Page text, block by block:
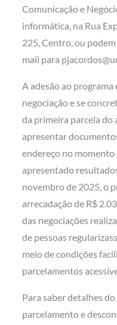
Comunicação e
informática, na Rua
225, Centro, ou
mail para
A adesão ao
negociação e se
da primeira parcela do
apresentar
endereço no
apresentado
novembro de 2025, o
arrecadação de R$
das negociações
de pessoas
meio de condições
parcelamentos
Para saber detalhes
parcelamento e